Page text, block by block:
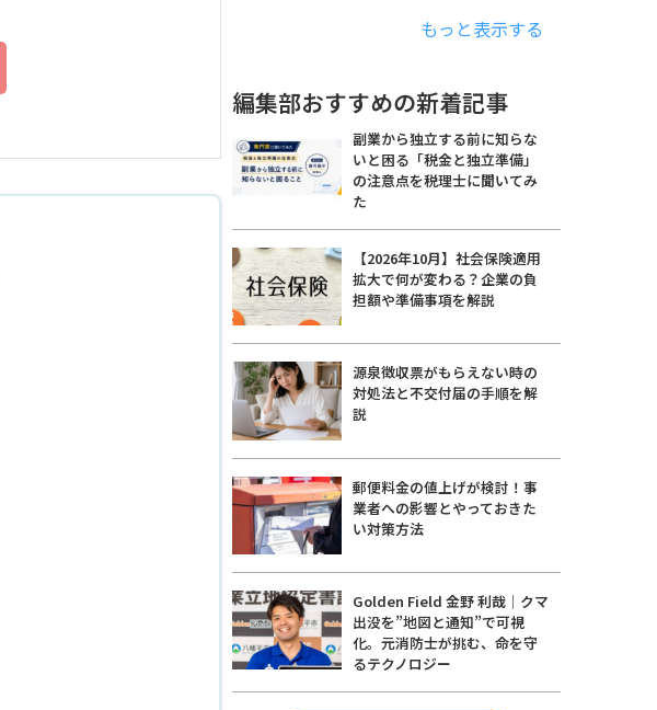
もっと表示する
編集部おすすめの新着記事
副業から独立する前に知らな
いと困る「税金と独立準備」
の注意点を税理士に聞いてみ
た
【2026年10月】社会保険適用
拡大で何が変わる？企業の負
担額や準備事項を解説
源泉徴収票がもらえない時の
対処法と不交付届の手順を解
説
郵便料金の値上げが検討！事
業者への影響とやっておきた
い対策方法
Golden Field 金野 利哉｜クマ
出没を”地図と通知”で可視
化。元消防士が挑む、命を守
るテクノロジー